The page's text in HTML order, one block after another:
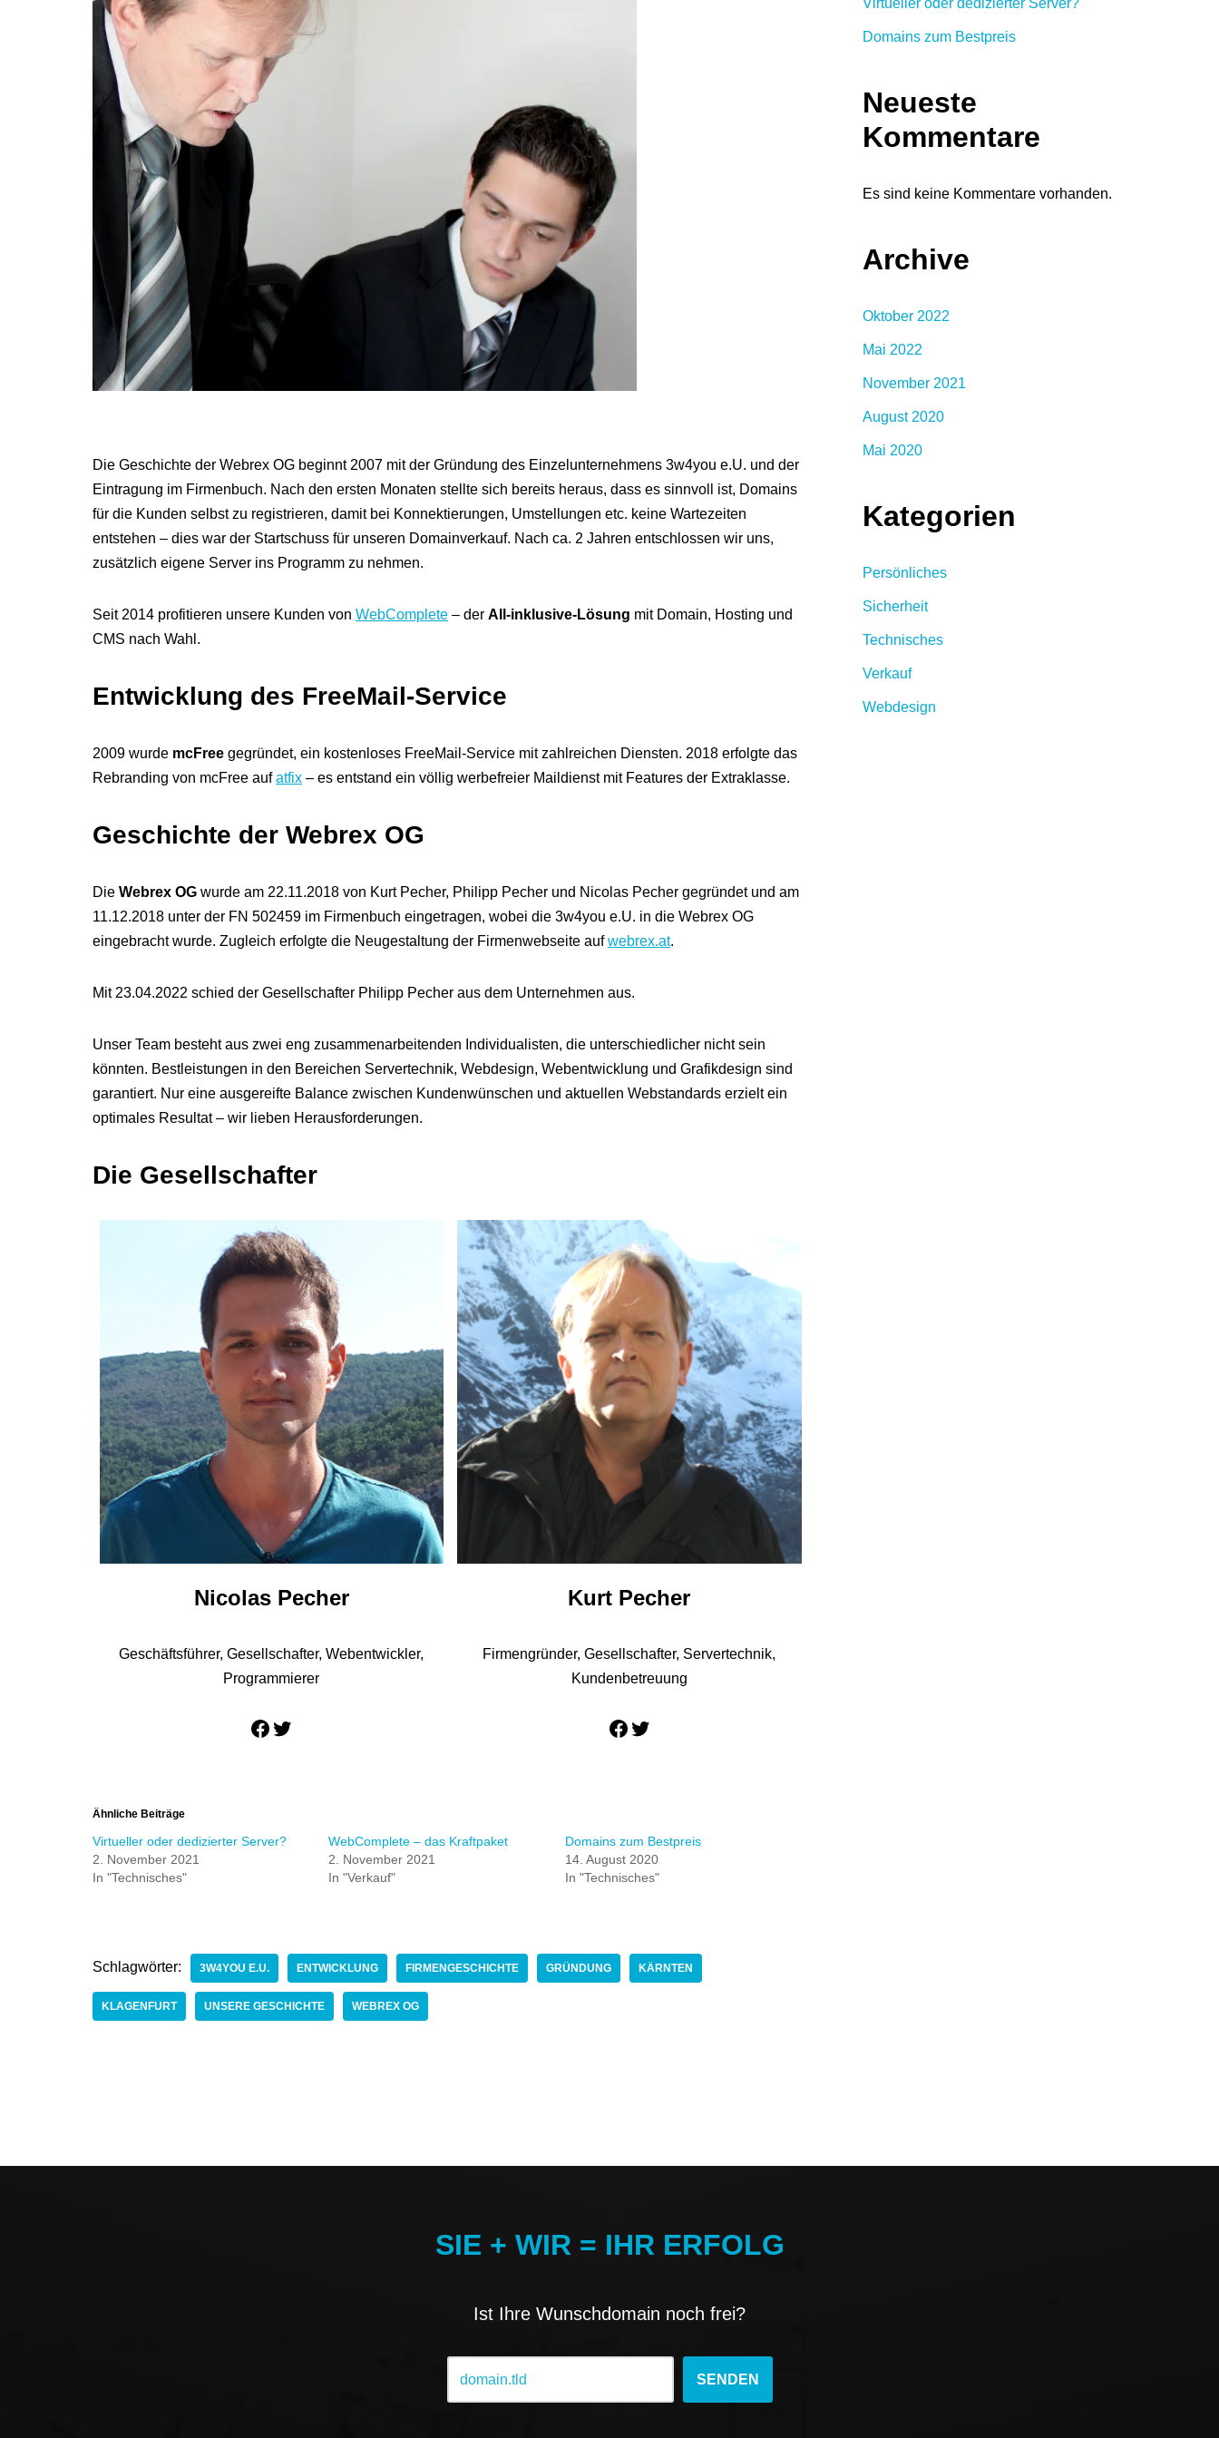
Die Geschichte der Webrex OG beginnt 2007 mit der Gründung des Einzelunternehmens 3w4you e.U. und der
Eintragung im Firmenbuch. Nach den ersten Monaten stellte sich bereits heraus, dass es sinnvoll ist, Domains
für die Kunden selbst zu registrieren, damit bei Konnektierungen, Umstellungen etc. keine Wartezeiten
entstehen – dies war der Startschuss für unseren Domainverkauf. Nach ca. 2 Jahren entschlossen wir uns,
zusätzlich eigene Server ins Programm zu nehmen.
Seit 2014 profitieren unsere Kunden von WebComplete – der All-inklusive-Lösung mit Domain, Hosting und
CMS nach Wahl.
Entwicklung des FreeMail-Service
2009 wurde mcFree gegründet, ein kostenloses FreeMail-Service mit zahlreichen Diensten. 2018 erfolgte das
Rebranding von mcFree aufatfix – es entstand ein völlig werbefreier Maildienst mit Features der Extraklasse.
Geschichte der Webrex OG
Die Webrex OG wurde am 22.11.2018 von Kurt Pecher, Philipp Pecher und Nicolas Pecher gegründet und am
11.12.2018 unter der FN 502459 im Firmenbuch eingetragen, wobei die 3w4you e.U. in die Webrex OG
eingebracht wurde. Zugleich erfolgte die Neugestaltung der Firmenwebseite aufwebrex.at.
Mit 23.04.2022 schied der Gesellschafter Philipp Pecher aus dem Unternehmen aus.
Unser Team besteht aus zwei eng zusammenarbeitenden Individualisten, die unterschiedlicher nicht sein
könnten. Bestleistungen in den Bereichen Servertechnik, Webdesign, Webentwicklung und Grafikdesign sind
garantiert. Nur eine ausgereifte Balance zwischen Kundenwünschen und aktuellen Webstandards erzielt ein
optimales Resultat – wir lieben Herausforderungen.
Die Gesellschafter
Nicolas Pecher
Geschäftsführer, Gesellschafter, Webentwickler,
Programmierer
Kurt Pecher
Firmengründer, Gesellschafter, Servertechnik,
Kundenbetreuung
Ähnliche Beiträge
Virtueller oder dedizierter Server?
2. November 2021
In "Technisches"
WebComplete – das Kraftpaket
2. November 2021
In "Verkauf"
Domains zum Bestpreis
14. August 2020
In "Technisches"
Schlagwörter: 3W4YOU E.U. ENTWICKLUNG FIRMENGESCHICHTE GRÜNDUNG KÄRNTEN
KLAGENFURT UNSERE GESCHICHTE WEBREX OG
Domains zum Bestpreis
Neueste
Kommentare
Es sind keine Kommentare vorhanden.
Archive
Oktober 2022
Mai 2022
November 2021
August 2020
Mai 2020
Kategorien
Persönliches
Sicherheit
Technisches
Verkauf
Webdesign
SIE + WIR = IHR ERFOLG
Ist Ihre Wunschdomain noch frei?